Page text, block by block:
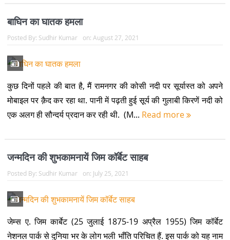
बाघिन का घातक हमला
Posted By: Sudhir Kumar on: August 27, 2021
कुछ दिनों पहले की बात है, मैं रामनगर की कोसी नदी पर सूर्यास्त को अपने
मोबाइल पर क़ैद कर रहा था. पानी में पढ़ती हुई सूर्य की गुलाबी किरणें नदी को
एक अलग ही सौन्दर्य प्रदान कर रही थी. (M... Read more
जन्मदिन की शुभकामनायें जिम कॉर्बेट साहब
Posted By: Sudhir Kumar on: July 25, 2021
जेम्स ए. जिम कार्बेट (25 जुलाई 1875-19 अप्रैल 1955) जिम कॉर्बेट
नेशनल पार्क से दुनिया भर के लोग भली भाँति परिचित हैं. इस पार्क को यह नाम